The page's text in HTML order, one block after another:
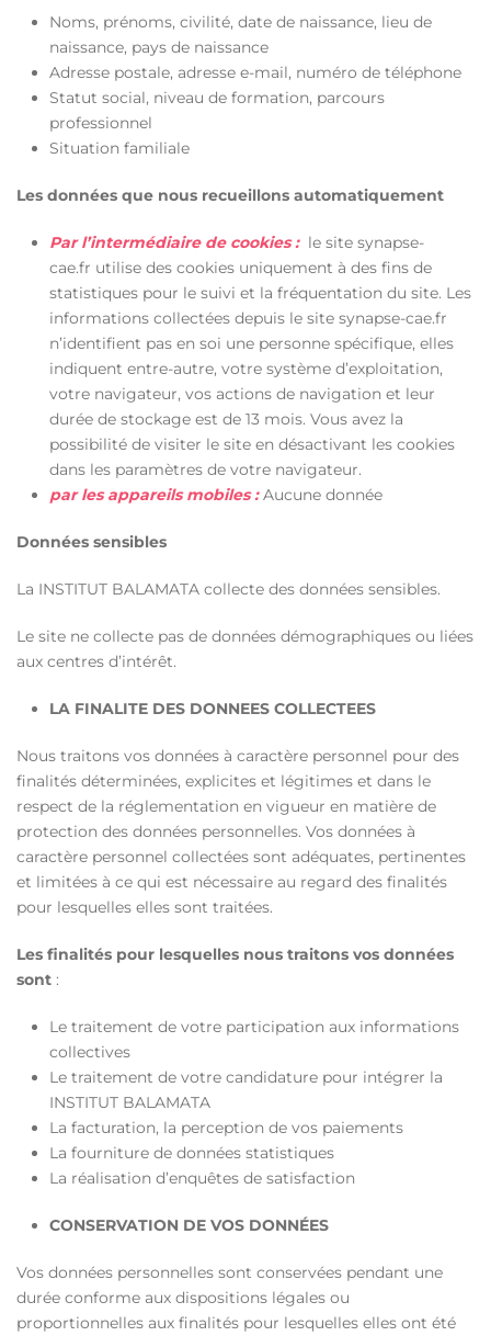
Noms, prénoms, civilité, date de naissance, lieu de
naissance, pays de naissance
Adresse postale, adresse e-mail, numéro de téléphone
Statut social, niveau de formation, parcours
professionnel
Situation familiale
Les données que nous recueillons automatiquement
Par l’intermédiaire de cookies :le site synapse-
cae.fr utilise des cookies uniquement à des fins de
statistiques pour le suivi et la fréquentation du site. Les
informations collectées depuis le site synapse-cae.fr
n’identifient pas en soi une personne spécifique, elles
indiquent entre-autre, votre système d’exploitation,
votre navigateur, vos actions de navigation et leur
durée de stockage est de 13 mois. Vous avez la
possibilité de visiter le site en désactivant les cookies
dans les paramètres de votre navigateur.
par les appareils mobiles :Aucune donnée
Données sensibles
La INSTITUT BALAMATA collecte des données sensibles.
Le site ne collecte pas de données démographiques ou liées
aux centres d’intérêt.
LA FINALITE DES DONNEES COLLECTEES
Nous traitons vos données à caractère personnel pour des
finalités déterminées, explicites et légitimes et dans le
respect de la réglementation en vigueur en matière de
protection des données personnelles. Vos données à
caractère personnel collectées sont adéquates, pertinentes
et limitées à ce qui est nécessaire au regard des finalités
pour lesquelles elles sont traitées.
Les finalités pour lesquelles nous traitons vos données
sont :
Le traitement de votre participation aux informations
collectives
Le traitement de votre candidature pour intégrer la
INSTITUT BALAMATA
La facturation, la perception de vos paiements
La fourniture de données statistiques
La réalisation d’enquêtes de satisfaction
CONSERVATION DE VOS DONNÉES
Vos données personnelles sont conservées pendant une
durée conforme aux dispositions légales ou
proportionnelles aux finalités pour lesquelles elles ont été